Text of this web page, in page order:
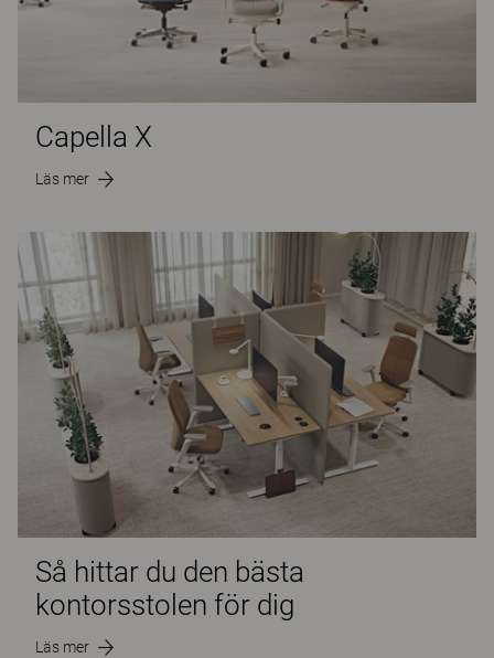
Capella X
Läs mer
Så hittar du den bästa
kontorsstolen för dig
Läs mer